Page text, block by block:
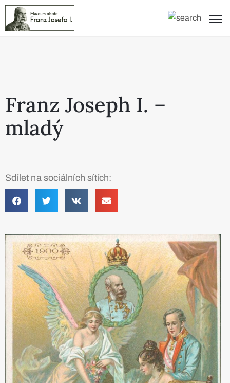
Franz Joseph I. –
mladý
Sdílet na sociálních sítích: